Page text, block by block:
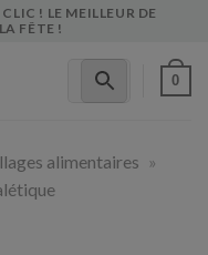
! LE MEILLEUR DE
FÊTE !
0
alimentaires »